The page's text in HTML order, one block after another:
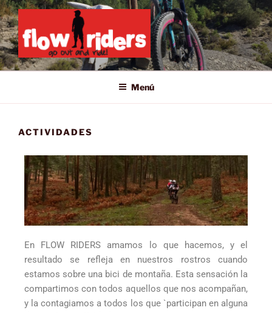
GO OUT AND RIDE!
Menú
ACTIVIDADES
En FLOW RIDERS amamos lo que hacemos, y el
resultado se refleja en nuestros rostros cuando
estamos sobre una bici de montaña. Esta sensación la
compartimos con todos aquellos que nos acompañan,
y la contagiamos a todos los que `participan en alguna